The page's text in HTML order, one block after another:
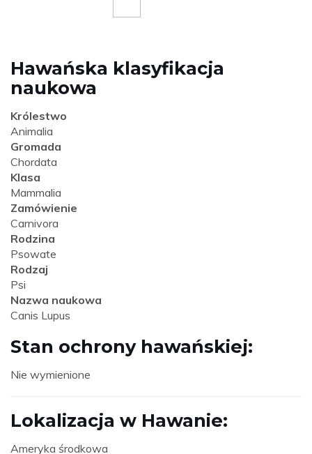
Hawańska klasyfikacja
naukowa
Królestwo
Animalia
Gromada
Chordata
Klasa
Mammalia
Zamówienie
Carnivora
Rodzina
Psowate
Rodzaj
Psi
Nazwa naukowa
Canis Lupus
Stan ochrony hawańskiej:
Nie wymienione
Lokalizacja w Hawanie:
Ameryka środkowa